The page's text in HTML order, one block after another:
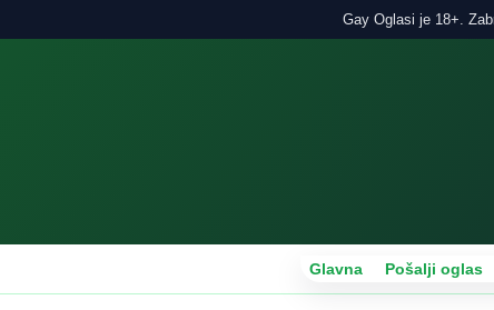
Gay Oglasi je 18+.
Glavna Pošalji oglas